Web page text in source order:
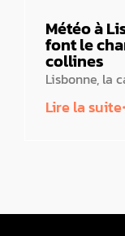
Météo à
font le
collines
Lisbonne, la
Lire la suite